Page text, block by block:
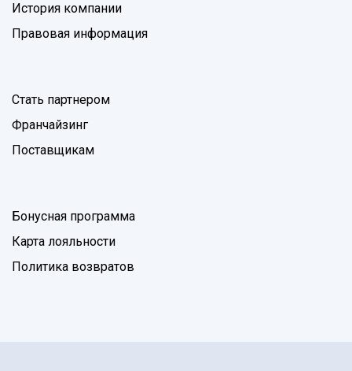
История компании
Правовая информация
Стать партнером
Франчайзинг
Поставщикам
Бонусная программа
Карта лояльности
Политика возвратов